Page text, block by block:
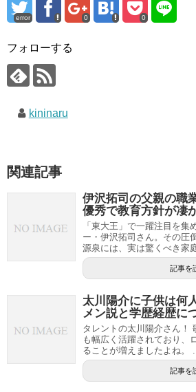
error 0 0
フォローする
kininaru
関連記事
伊沢拓司の父親の職
優秀で教育方針が凄
「東大王」で一躍注目を集
ー・伊沢拓司さん。その圧
源泉には、実は驚くべき家
記事を
太川陽介に子供は何
メン説と学歴経歴に
タレントの太川陽介さん！
も幅広く活躍されており、
ることが増えましたよね。
記事を